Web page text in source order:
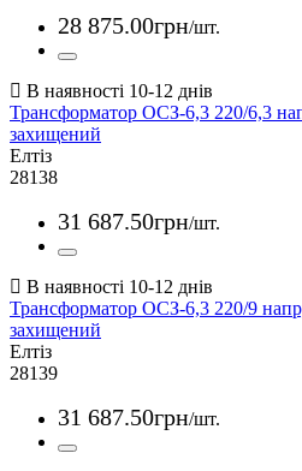
28 875.00грн/шт.
Трансформатор ОСЗ-6,3 220/6,3
захищений
Елтіз
28138
31 687.50грн/шт.
Трансформатор ОСЗ-6,3 220/9
захищений
Елтіз
28139
31 687.50грн/шт.